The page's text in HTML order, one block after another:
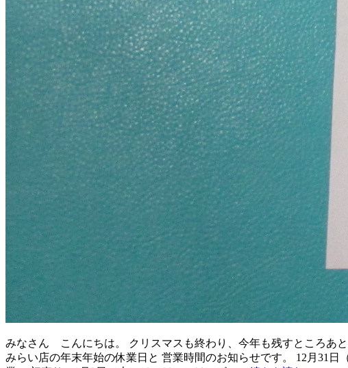
みなさん こんにちは。 クリスマスも終わり、今年も残すところあ
みらい店の年末年始の休業日と 営業時間のお知らせです。